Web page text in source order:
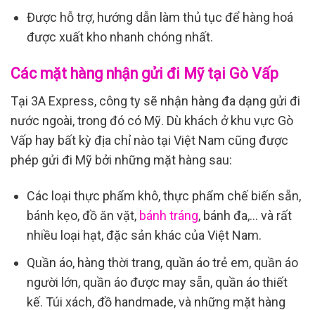
Được hỗ trợ, hướng dẫn làm thủ tục để hàng hoá
được xuất kho nhanh chóng nhất.
Các mặt hàng nhận gửi đi Mỹ tại Gò Vấp
Tại 3A Express, công ty sẽ nhận hàng đa dạng gửi đi
nước ngoài, trong đó có Mỹ. Dù khách ở khu vực Gò
Vấp hay bất kỳ địa chỉ nào tại Việt Nam cũng được
phép gửi đi Mỹ bởi những mặt hàng sau:
Các loại thực phẩm khô, thực phẩm chế biến sẵn,
bánh kẹo, đồ ăn vặt, bánh tráng, bánh đa,… và rất
nhiều loại hạt, đặc sản khác của Việt Nam.
Quần áo, hàng thời trang, quần áo trẻ em, quần áo
người lớn, quần áo được may sẵn, quần áo thiết
kế. Túi xách, đồ handmade, và những mặt hàng